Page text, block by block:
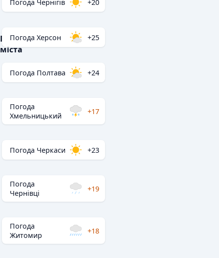
Популярні
міста
Погода Чернігів +20
Погода Херсон +25
Погода Полтава +24
Погода
Хмельницький
+17
Погода Черкаси +23
Погода
Чернівці
+19
Погода
Житомир
+18